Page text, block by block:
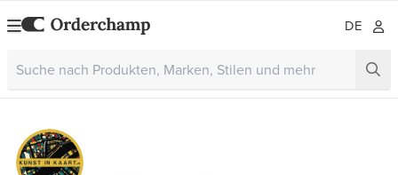
DE